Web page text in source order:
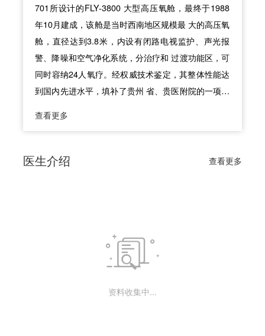
701所设计的FLY-3800 大型高压氧舱，最终于1988
年10月建成，该舱是当时西南地区规模最 大的高压氧
舱，直径达到3.8米，内设有闭路电视监护、声光报
警、降噪和空气净化系统，分治疗和 过渡功能区，可
同时容纳24人氧疗。经权威技术鉴定，其整体性能达
到国内先进水平，填补了贵州 省、贵医附院的一项空
最先开展高压氧疗法， 也是经上级卫生行政部门授权
来卫生系统十大成就之一。 2021年3月29日，高压氧
增设了8人座氧吧，使门诊需要普通常规吸氧的患者
也可 在氧吧进行氧疗。
查看更多
医生介绍 查看更多

资料收集中...